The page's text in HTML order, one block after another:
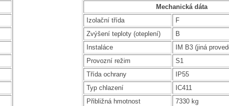
Mechanická dáta
Izolační třída
F
Zvýšení teploty (oteplení)
B
Instaláce
IM B3 (jiná
Provozní režim
S1
Třída ochrany
IP55
Typ chlazení
IC411
Přibližná hmotnost
7330 kg